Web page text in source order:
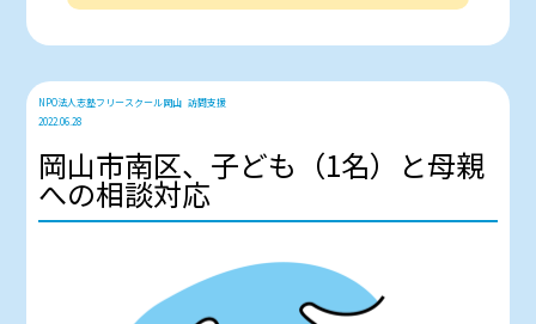
NPO法人志塾フリースクール岡山 訪問支援
2022.06.28
岡山市南区、子ども（1名）と母親
への相談対応